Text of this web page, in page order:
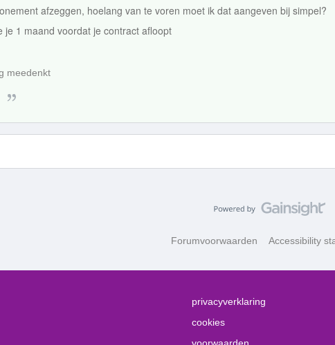
afzeggen, hoelang van te voren moet ik dat aangeven bij simpel?
je 1 maand voordat je contract afloopt
meedenkt
Forumvoorwaarden Accessibility
privacyverklaring
cookies